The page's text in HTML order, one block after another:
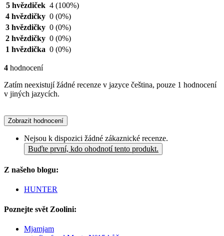
5 hvězdiček 4 (100%)
4 hvězdičky 0 (0%)
3 hvězdičky 0 (0%)
2 hvězdičky 0 (0%)
1 hvězdička 0 (0%)
4 hodnocení
Zatím neexistují žádné recenze v jazyce čeština, pouze 1 hodnocení
v jiných jazycích.
Zobrazit hodnocení
Nejsou k dispozici žádné zákaznické recenze.
Buďte první, kdo ohodnotí tento produkt.
Z našeho blogu:
HUNTER
Poznejte svět Zoolini:
Mjamjam